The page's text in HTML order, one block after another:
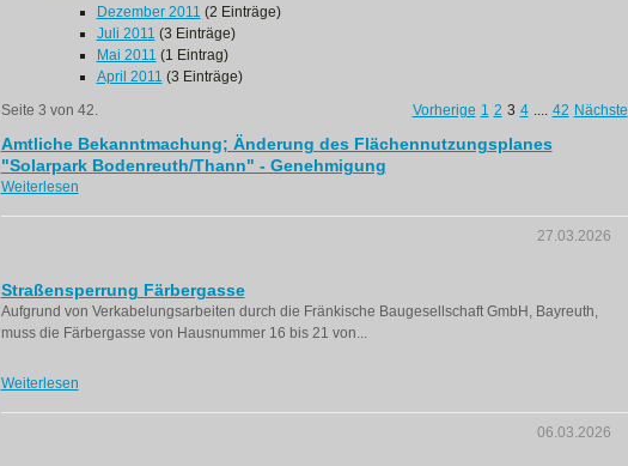
Dezember 2011 (2 Einträge)
Juli 2011 (3 Einträge)
Mai 2011 (1 Eintrag)
April 2011 (3 Einträge)
Seite 3 von 42.
Vorherige 1 2 3 4 .... 42 Nächste
Amtliche Bekanntmachung; Änderung des Flächennutzungsplanes
"Solarpark Bodenreuth/Thann" - Genehmigung
Weiterlesen
27.03.2026
Straßensperrung Färbergasse
Aufgrund von Verkabelungsarbeiten durch die Fränkische Baugesellschaft GmbH, Bayreuth,
muss die Färbergasse von Hausnummer 16 bis 21 von...
Weiterlesen
06.03.2026